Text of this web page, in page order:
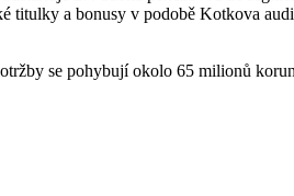
titulky a bonusy v podobě Kotkova
se pohybují okolo 65 milionů